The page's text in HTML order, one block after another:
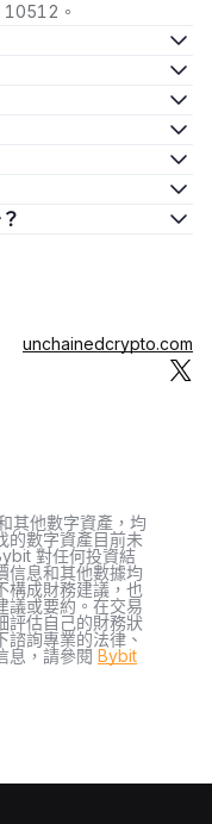
10512。
unchainedcrypto.com
其他數字資產，均
的數字資產目前未
對任何投資結
信息和其他數據均
構成財務建議，也
議或要約。在交易
評估自己的財務狀
詢專業的法律、
息，請參閱 Bybit